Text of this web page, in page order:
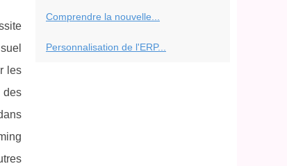
les
des
Comprendre la nouvelle...
Personnalisation de l'ERP...